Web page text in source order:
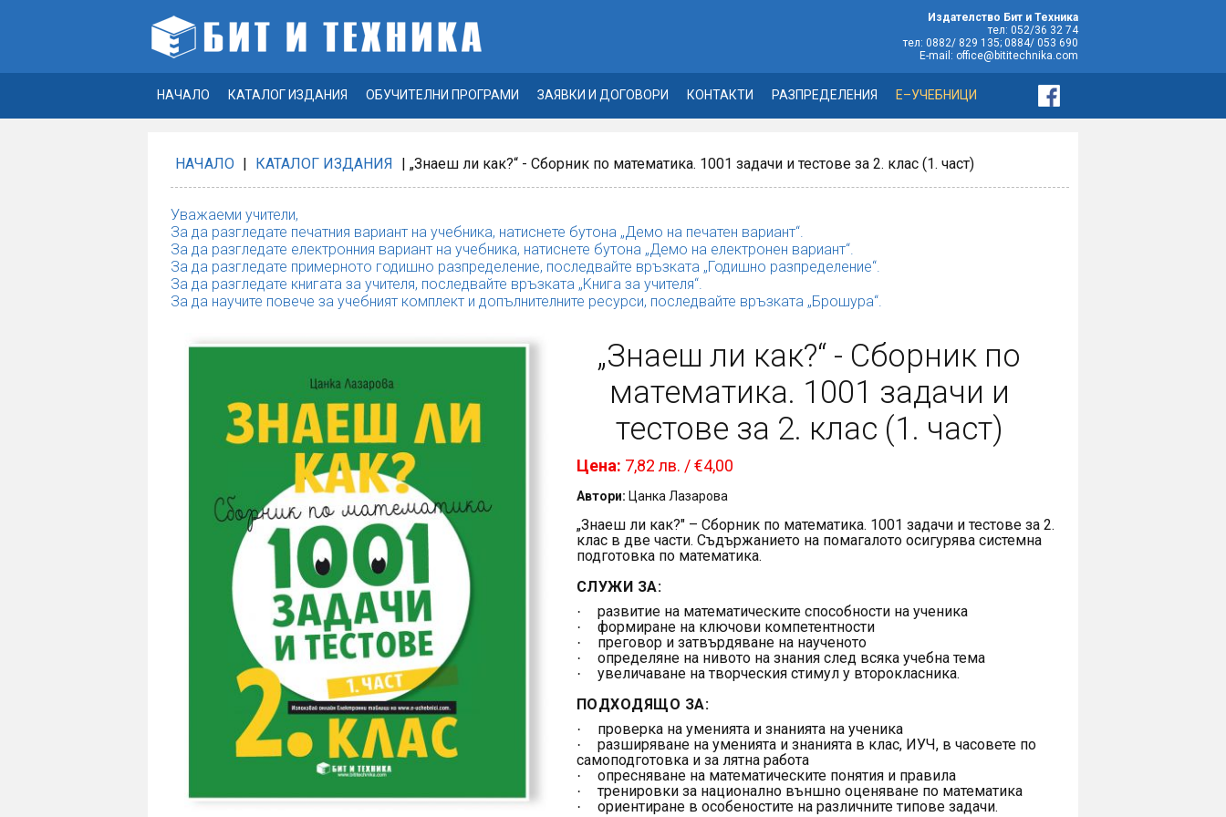
Издателство Бит и Техника
тел: 052/36 32 74
тел: 0882/ 829 135; 0884/ 053 690
E-mail: office@bititechnika.com
НАЧАЛО КАТАЛОГ ИЗДАНИЯ ОБУЧИТЕЛНИ ПРОГРАМИ ЗАЯВКИ И ДОГОВОРИ КОНТАКТИ РАЗПРЕДЕЛЕНИЯ Е–УЧЕБНИЦИ
НАЧАЛО | КАТАЛОГ ИЗДАНИЯ | „Знаеш ли как?“ - Сборник по математика. 1001 задачи и тестове за 2. клас (1. част)
Уважаеми учители,
За да разгледате печатния вариант на учебника, натиснете бутона „Демо на печатен вариант“.
За да разгледате електронния вариант на учебника, натиснете бутона „Демо на електронен вариант“.
За да разгледате примерното годишно разпределение, последвайте връзката „Годишно разпределение“.
За да разгледате книгата за учителя, последвайте връзката „Kнига за учителя“.
За да научите повече за учебният комплект и допълнителните ресурси, последвайте връзката „Брошура“.
„Знаеш ли как?“ - Сборник по
математика. 1001 задачи и
тестове за 2. клас (1. част)
Цена: 7,82 лв. / €4,00
Автори: Цанка Лазарова
„Знаеш ли как?" – Сборник по математика. 1001 задачи и тестове за 2.
клас в две части. Съдържанието на помагалото осигурява системна
подготовка по математика.
СЛУЖИ ЗА:
· развитие на математическите способности на ученика
· формиране на ключови компетентности
· преговор и затвърдяване на наученото
· определяне на нивото на знания след всяка учебна тема
·
увеличаване на творческия стимул у второкласника.
ПОДХОДЯЩО ЗА:
· проверка на уменията и знанията на ученика
·
разширяване на уменията и знанията в клас, ИУЧ, в часовете по
самоподготовка и за лятна работа
· опресняване на математическите понятия и правила
· тренировки за национално външно оценяване по математика
· ориентиране в особеностите на различните типове задачи.